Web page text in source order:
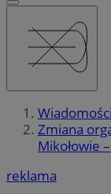
Zmiana
Mikołowie
reklama